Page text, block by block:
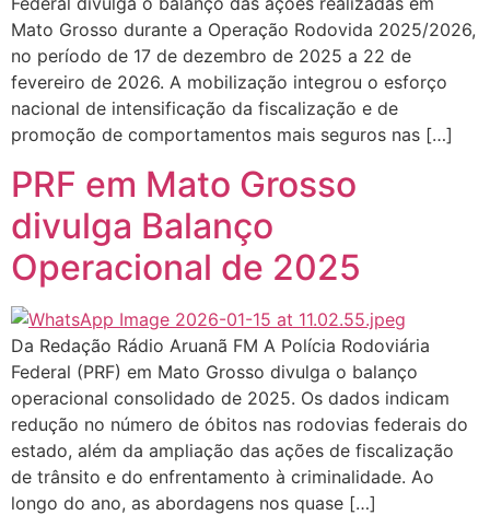
Mato Grosso durante a Operação Rodovida 2025/2026,
no período de 17 de dezembro de 2025 a 22 de
fevereiro de 2026. A mobilização integrou o esforço
nacional de intensificação da fiscalização e de
promoção de comportamentos mais seguros nas […]
PRF em Mato Grosso
divulga Balanço
Operacional de 2025
Da Redação Rádio Aruanã FM A Polícia Rodoviária
Federal (PRF) em Mato Grosso divulga o balanço
operacional consolidado de 2025. Os dados indicam
redução no número de óbitos nas rodovias federais do
estado, além da ampliação das ações de fiscalização
de trânsito e do enfrentamento à criminalidade. Ao
longo do ano, as abordagens nos quase […]